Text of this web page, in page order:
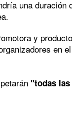
una
y
en
"todas